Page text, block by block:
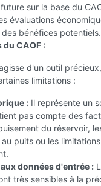
sur la base du
évaluations
bénéfices potentiels.
CAOF :
d'un outil
limitations :
: Il représente un
pas compte des
du réservoir,
puits ou les
données d'entrée :
très sensibles à la